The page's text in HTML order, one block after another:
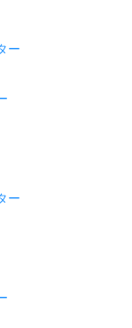
ー
ー